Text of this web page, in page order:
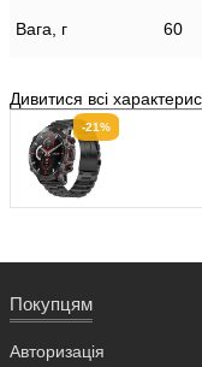
Вага, г 60
Дивитися всі
-21%
Покупцям
Авторизація